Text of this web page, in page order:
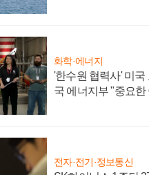
화학·에너지
'한수원 협력사' 미국
국 에너지부 "중요한
전자·전기·정보통신